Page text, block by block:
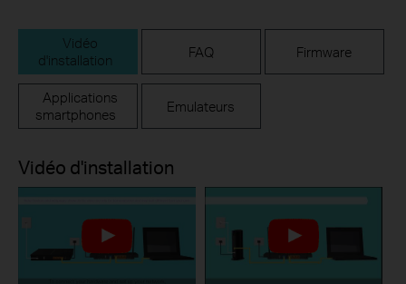
Vidéo
d'installation
FAQ Firmware
Applications
smartphones
Emulateurs
Vidéo d'installation